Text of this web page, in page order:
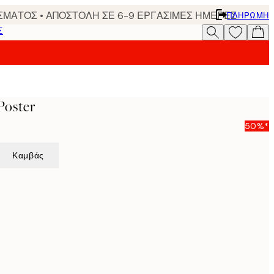
• ΑΠΟΣΤΟΛΗ ΣΕ 6-9 ΕΡΓΑΣΙΜΕΣ ΗΜΕΡΕΣΠΛΗΡΩΜΉ
50%*
Καμβάς